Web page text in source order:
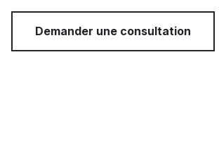
Demander une consultation